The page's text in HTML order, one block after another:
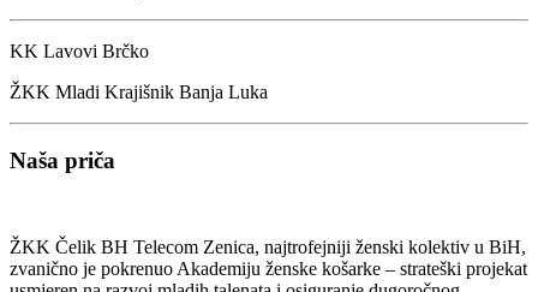
KK Lavovi Brčko
ŽKK Mladi Krajišnik Banja Luka
Naša priča
ŽKK Čelik BH Telecom Zenica, najtrofejniji ženski kolektiv u BiH,
zvanično je pokrenuo Akademiju ženske košarke – strateški projekat